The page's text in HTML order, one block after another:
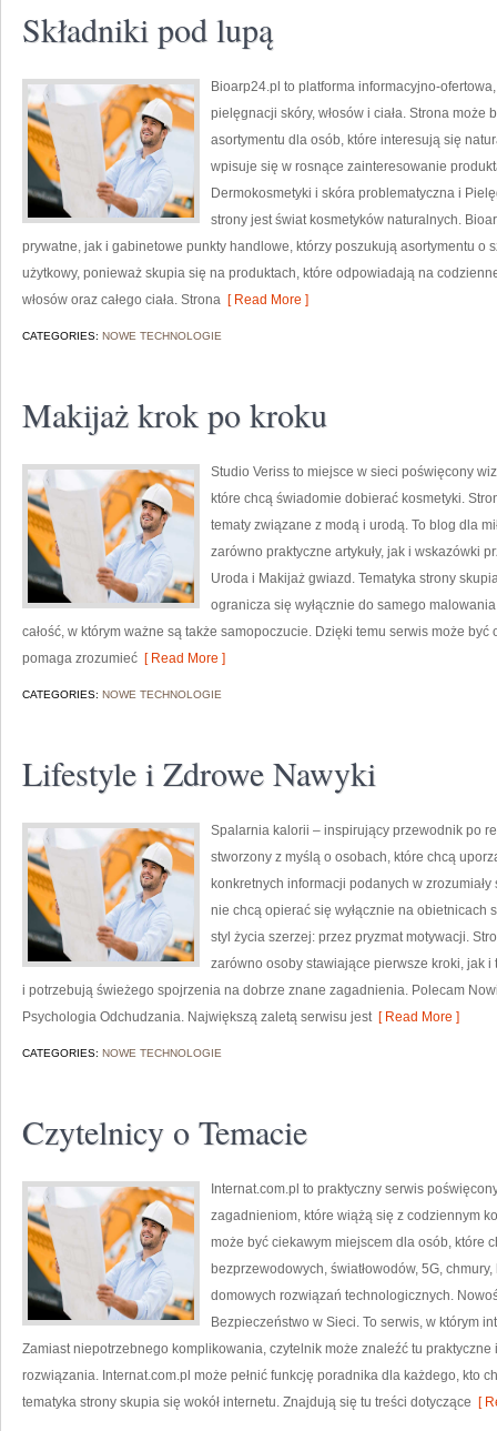
Składniki pod lupą
Bioarp24.pl to platforma informacyjno-
pielęgnacji skóry, włosów i ciała. Strona
asortymentu dla osób, które interesują się
wpisuje się w rosnące zainteresowanie
Dermokosmetyki i skóra problematyczna i
strony jest świat kosmetyków naturalnych.
prywatne, jak i gabinetowe punkty handlowe, którzy poszukują asortymentu o
użytkowy, ponieważ skupia się na produktach, które odpowiadają na
włosów oraz całego ciała. Strona [ Read More ]
CATEGORIES: NOWE TECHNOLOGIE
Makijaż krok po kroku
Studio Veriss to miejsce w sieci poświęcony
które chcą świadomie dobierać kosmetyki.
tematy związane z modą i urodą. To blog dla
zarówno praktyczne artykuły, jak i wskazówki
Uroda i Makijaż gwiazd. Tematyka strony
ogranicza się wyłącznie do samego
całość, w którym ważne są także samopoczucie. Dzięki temu serwis może
pomaga zrozumieć [ Read More ]
CATEGORIES: NOWE TECHNOLOGIE
Lifestyle i Zdrowe Nawyki
Spalarnia kalorii – inspirujący przewodnik po
stworzony z myślą o osobach, które chcą
konkretnych informacji podanych w
nie chcą opierać się wyłącznie na obietnicach
styl życia szerzej: przez pryzmat motywacji.
zarówno osoby stawiające pierwsze kroki, jak
i potrzebują świeżego spojrzenia na dobrze znane zagadnienia. Polecam
Psychologia Odchudzania. Największą zaletą serwisu jest[ Read More ]
CATEGORIES: NOWE TECHNOLOGIE
Czytelnicy o Temacie
Internat.com.pl to praktyczny serwis
zagadnieniom, które wiążą się z codziennym
może być ciekawym miejscem dla osób, które
bezprzewodowych, światłowodów, 5G,
domowych rozwiązań technologicznych.
Bezpieczeństwo w Sieci. To serwis, w którym
Zamiast niepotrzebnego komplikowania, czytelnik może znaleźć tu
rozwiązania. Internat.com.pl może pełnić funkcję poradnika dla każdego, kto
tematyka strony skupia się wokół internetu. Znajdują się tu treści dotyczące [